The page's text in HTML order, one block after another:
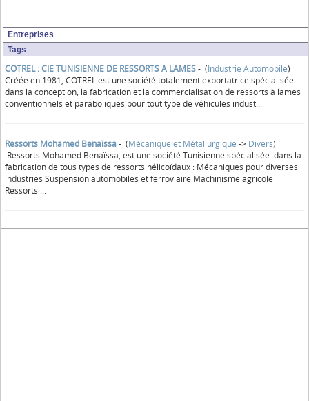
Entreprises
Tags
COTREL : CIE TUNISIENNE DE RESSORTS A LAMES- (Industrie Automobile)
Créée en 1981, COTREL est une société totalement exportatrice spécialisée
dans la conception, la fabrication et la commercialisation de ressorts à lames
conventionnels et paraboliques pour tout type de véhicules indust...
Ressorts Mohamed Benaïssa- (Mécanique et Métallurgique -> Divers)
Ressorts Mohamed Benaïssa, est une société Tunisienne spécialisée dans la
fabrication de tous types de ressorts hélicoïdaux : Mécaniques pour diverses
industries Suspension automobiles et ferroviaire Machinisme agricole
Ressorts ...